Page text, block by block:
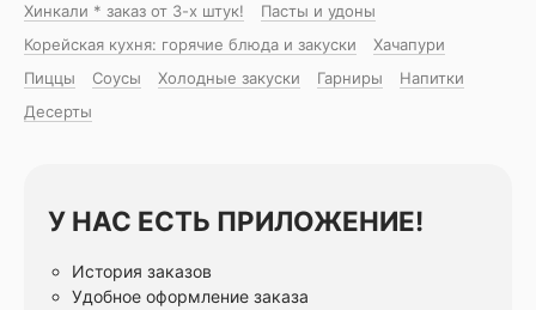
Хинкали * заказ от 3-х штук!
Пасты и удоны
Корейская кухня: горячие блюда и закуски
Хачапури
Пиццы
Соусы Холодные закуски Гарниры
Напитки
Десерты
У НАС ЕСТЬ ПРИЛОЖЕНИЕ!
История заказов
Удобное оформление заказа